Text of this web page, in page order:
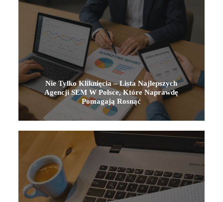
Nie Tylko Kliknięcia – Lista Najlepszych
Agencji SEM W Polsce, Które Naprawdę
Pomagają Rosnąć